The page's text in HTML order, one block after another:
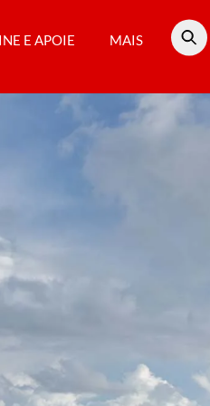
E APOIE MAIS